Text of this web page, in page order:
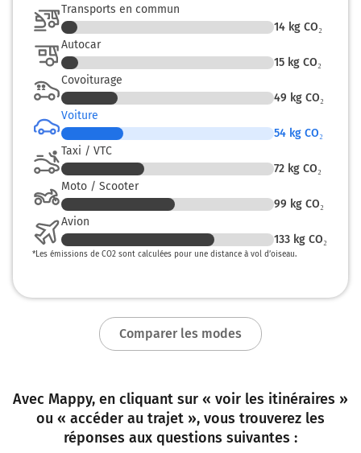
Au rond-point, prendre la 2ème sortie sur
Boulevard Guy Mollet et continuer sur 350 mètres
Au rond-point, prendre la 2ème sortie sur
Boulevard Guy Mollet et continuer sur 350 mètres
682 km
Au rond-point, prendre la 1ère sortie sur
Boulevard Guy Mollet et continuer sur 350 mètres
682 km
Au rond-point, prendre la 2ème sortie sur
Boulevard du Petit Port et continuer sur 280
682 km
Au rond-point, prendre la 1ère sortie sur
Boulevard Gabriel Lauriol et continuer sur 1
kilomètre
Au rond-point, prendre la 1ère sortie sur
Boulevard des Frères de Goncourt et continuer
sur 210 mètres
Transports en commun
14 kg CO₂
Autocar
15 kg CO₂
Covoiturage
49 kg CO₂
Voiture
54 kg CO₂
Taxi / VTC
72 kg CO₂
Moto / Scooter
99 kg CO₂
Avion
133 kg CO₂
*Les émissions de CO2 sont calculées pour une distance à vol d’oiseau.
Comparer les modes
Avec Mappy, en cliquant sur « voir les itinéraires »
ou « accéder au trajet », vous trouverez les
réponses aux questions suivantes :